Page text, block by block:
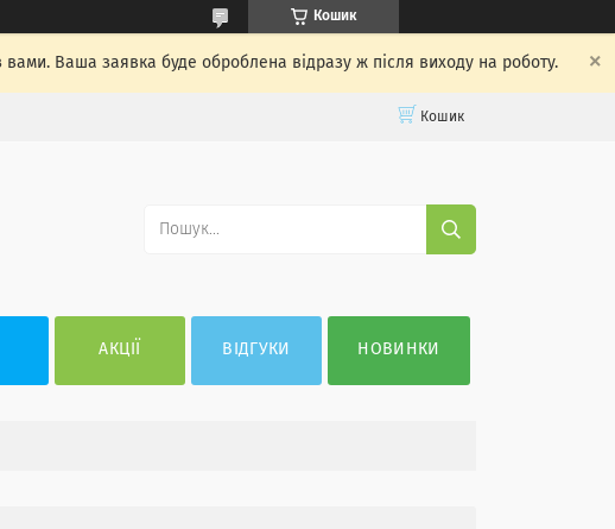
Кошик
Ваша заявка буде оброблена відразу ж після виходу на роботу.
Кошик
АКЦІЇ ВІДГУКИ НОВИНКИ